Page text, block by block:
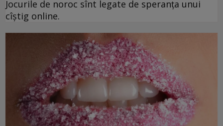
Jocurile de noroc sînt legate de speranța unui
cîștig online.